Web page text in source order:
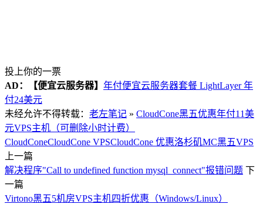
投上你的一票
AD：
【便宜云服务器】 年付便宜云服务器套餐 LightLayer 年
付24美元
未经允许不得转载： 老左笔记 » CloudCone黑五优惠年付11美
元VPS主机（可删除小时计费）
CloudConeCloudCone VPSCloudCone 优惠洛杉矶MC黑五VPS
上一篇
解决程序"Call to undefined function mysql_connect"报错问题 下
一篇
Virtono黑五5机房VPS主机四折优惠（Windows/Linux）